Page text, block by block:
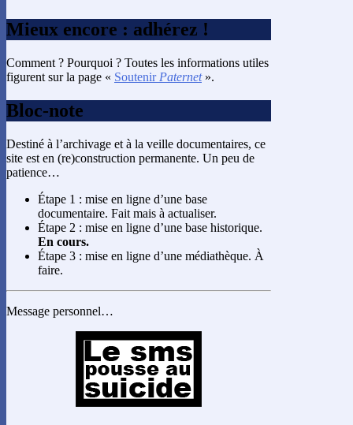
Mieux encore : adhérez !
Comment ? Pourquoi ? Toutes les informations utiles
figurent sur la page « Soutenir Paternet».
Bloc-note
Destiné à l’archivage et à la veille documentaires, ce
site est en (re)construction permanente. Un peu de
patience…
Étape 1 : mise en ligne d’une base
documentaire. Fait mais à actualiser.
Étape 2 : mise en ligne d’une base historique.
En cours.
Étape 3 : mise en ligne d’une médiathèque. À
faire.
Message personnel…